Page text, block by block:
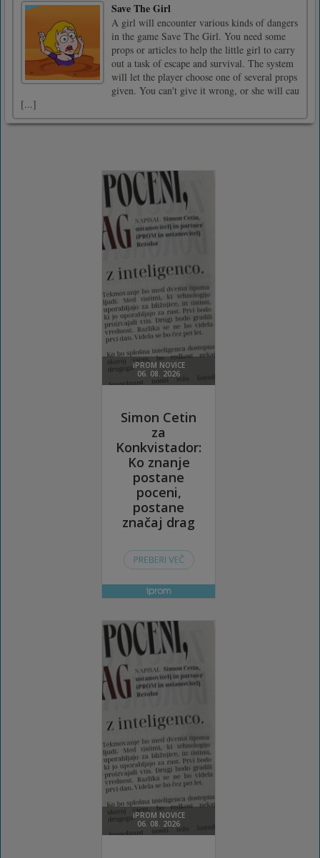
Save The Girl
A girl will encounter various kinds of dangers
in the game Save The Girl. You need some
props or articles to help the little girl to carry
out a task of escape and survival. The system
will let the player choose one of several props
given. You can't give it wrong, or she will cau
[...]